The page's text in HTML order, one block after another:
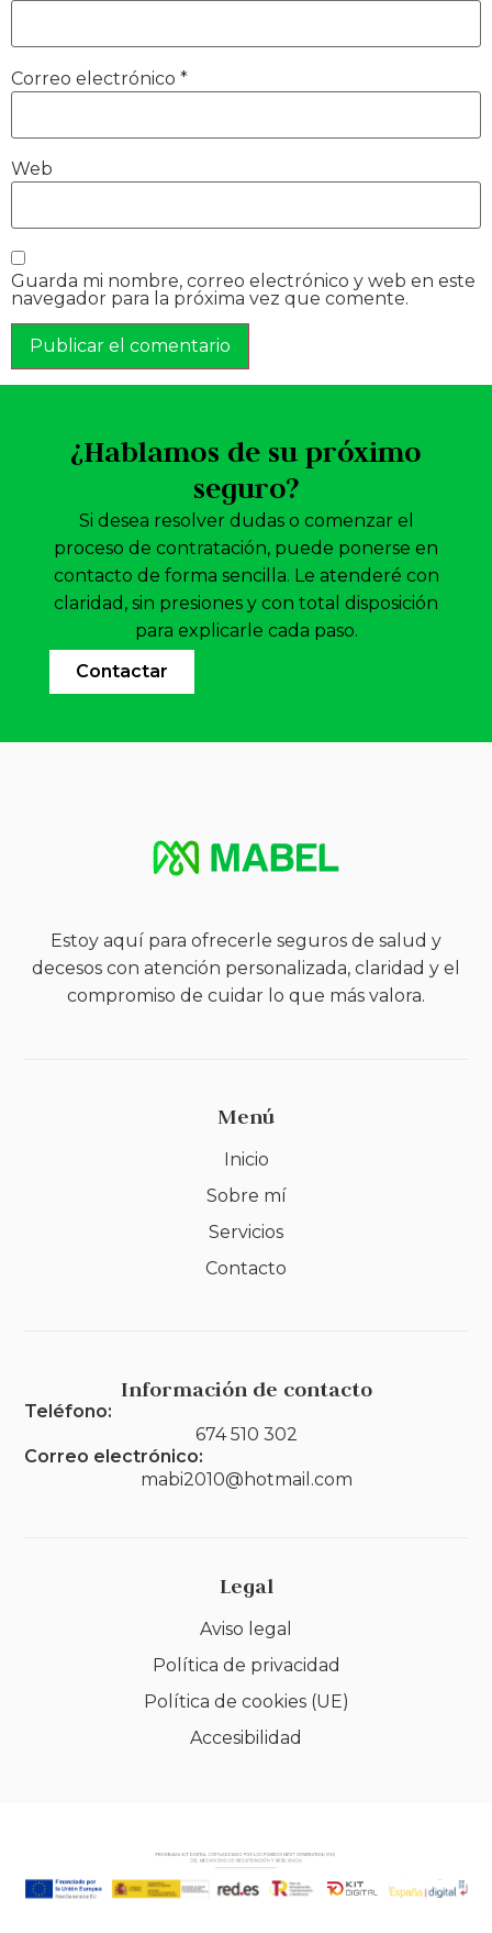
Correo electrónico *
Web
Guarda mi nombre, correo electrónico y web en este
navegador para la próxima vez que comente.
¿Hablamos de su próximo
seguro?
Si desea resolver dudas o comenzar el
proceso de contratación, puede ponerse en
contacto de forma sencilla. Le atenderé con
claridad, sin presiones y con total disposición
para explicarle cada paso.
Contactar
Estoy aquí para ofrecerle seguros de salud y
decesos con atención personalizada, claridad y el
compromiso de cuidar lo que más valora.
Menú
Inicio
Sobre mí
Servicios
Contacto
Información de contacto
Teléfono:
674 510 302
Correo electrónico:
mabi2010@hotmail.com
Legal
Aviso legal
Política de privacidad
Política de cookies (UE)
Accesibilidad